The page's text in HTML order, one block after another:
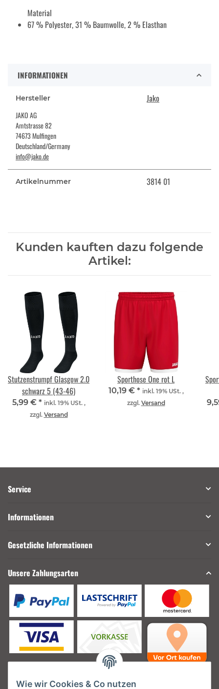
Material
67 % Polyester, 31 % Baumwolle, 2 % Elasthan
INFORMATIONEN
Hersteller Jako
JAKO AG
Amtstrasse 82
74673 Mulfingen
Deutschland/Germany
info@jako.de
Artikelnummer 3814 01
Kunden kauften dazu folgende
Artikel:
Stutzenstrumpf Glasgow 2.0
schwarz 5 (43-46)
5,99 € * inkl. 19% USt. ,
zzgl. Versand
Sporthose One rot L
10,19 € * inkl. 19% USt. ,
zzgl. Versand
Service
Informationen
Gesetzliche Informationen
Unsere Zahlungsarten
Wie wir Cookies & Co nutzen